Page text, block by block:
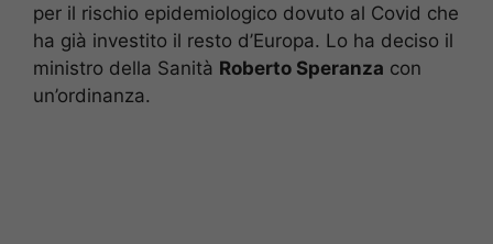
per il rischio epidemiologico dovuto al Covid che
ha già investito il resto d’Europa. Lo ha deciso il
ministro della Sanità Roberto Speranza con
un’ordinanza.